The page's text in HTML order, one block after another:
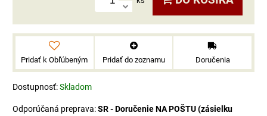
Pridať k Obľúbeným Pridať do zoznamu Doručenia
Dostupnosť:Skladom
SR - Doručenie NA POŠTU (zásielku